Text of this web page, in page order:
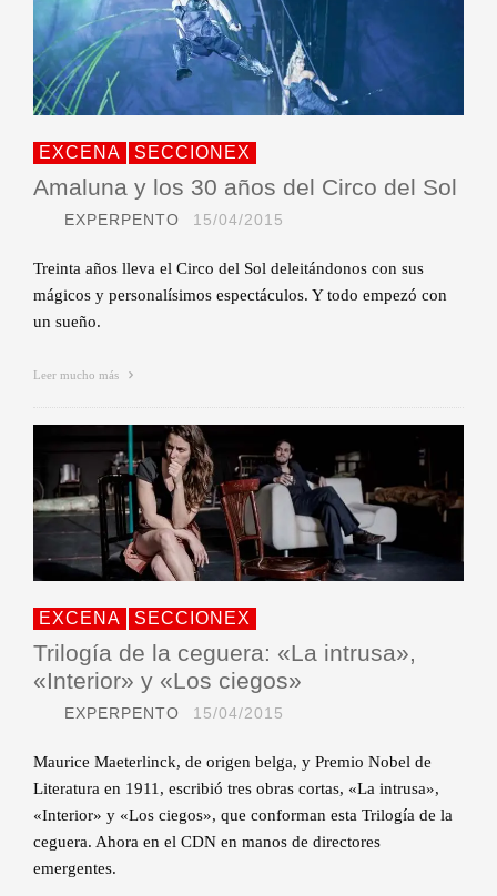
EXCENA SECCIONEX
Amaluna y los 30 años del Circo del Sol
EXPERPENTO 15/04/2015
Treinta años lleva el Circo del Sol deleitándonos con sus
mágicos y personalísimos espectáculos. Y todo empezó con
un sueño.
Leer mucho más
EXCENA SECCIONEX
Trilogía de la ceguera: «La intrusa»,
«Interior» y «Los ciegos»
EXPERPENTO 15/04/2015
Maurice Maeterlinck, de origen belga, y Premio Nobel de
Literatura en 1911, escribió tres obras cortas, «La intrusa»,
«Interior» y «Los ciegos», que conforman esta Trilogía de la
ceguera. Ahora en el CDN en manos de directores
emergentes.